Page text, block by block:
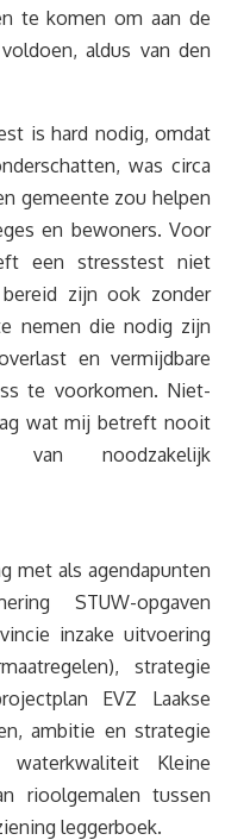
te komen om aan de
aldus van den
is hard nodig, omdat
was circa
gemeente zou helpen
en bewoners. Voor
een stresstest niet
zijn ook zonder
nemen die nodig zijn
en vermijdbare
te voorkomen. Niet-
wat mij betreft nooit
noodzakelijk
met als agendapunten
STUW-opgaven
inzake uitvoering
strategie
EVZ Laakse
ambitie en strategie
waterkwaliteit Kleine
rioolgemalen tussen
leggerboek.